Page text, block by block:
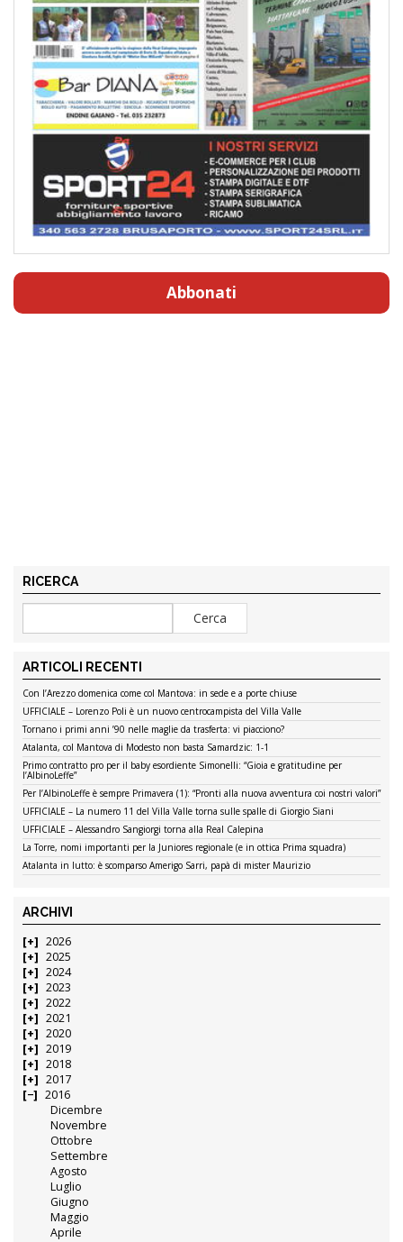
Abbonati
RICERCA
ARTICOLI RECENTI
Con l’Arezzo domenica come col Mantova: in sede e a porte chiuse
UFFICIALE – Lorenzo Poli è un nuovo centrocampista del Villa Valle
Tornano i primi anni ’90 nelle maglie da trasferta: vi piacciono?
Atalanta, col Mantova di Modesto non basta Samardzic: 1-1
Primo contratto pro per il baby esordiente Simonelli: “Gioia e gratitudine per
l’AlbinoLeffe”
Per l’AlbinoLeffe è sempre Primavera (1): “Pronti alla nuova avventura coi nostri valori”
UFFICIALE – La numero 11 del Villa Valle torna sulle spalle di Giorgio Siani
UFFICIALE – Alessandro Sangiorgi torna alla Real Calepina
La Torre, nomi importanti per la Juniores regionale (e in ottica Prima squadra)
Atalanta in lutto: è scomparso Amerigo Sarri, papà di mister Maurizio
ARCHIVI
2026
2025
2024
2023
2022
2021
2020
2019
2018
2017
2016
Dicembre
Novembre
Ottobre
Settembre
Agosto
Luglio
Giugno
Maggio
Aprile